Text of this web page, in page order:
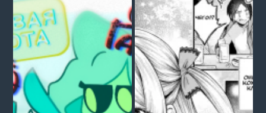
Авторы
Аниме хентай
Сборники манги
Sign in
Register